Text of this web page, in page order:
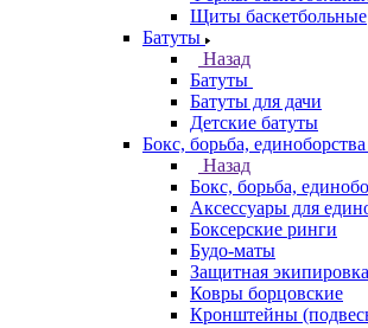
Щиты баскетбольные
Батуты
Назад
Батуты
Батуты для дачи
Детские батуты
Бокс, борьба, единоборства
Назад
Бокс, борьба,
Аксессуары для
Боксерские ринги
Будо-маты
Защитная экипировка
Ковры борцовские
Кронштейны